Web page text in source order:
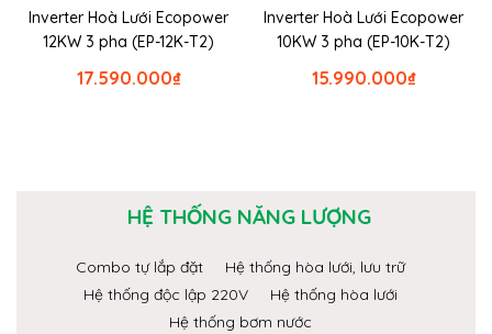
Inverter Hoà Lưới Ecopower
12KW 3 pha (EP-12K-T2)
₫
17.590.000
Inverter Hoà Lưới Ecopower
10KW 3 pha (EP-10K-T2)
₫
15.990.000
HỆ THỐNG NĂNG LƯỢNG
Combo tự lắp đặt
Hệ thống hòa lưới, lưu trữ
Hệ thống độc lập 220V
Hệ thống hòa lưới
Hệ thống bơm nước